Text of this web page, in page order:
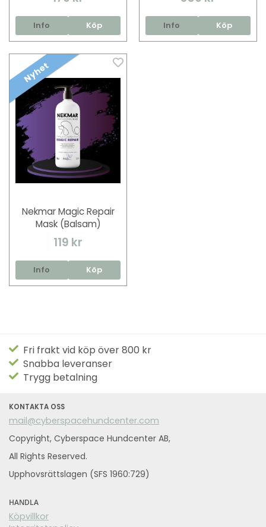
Info Köp Info Köp
Nyhet
Nekmar Magic Repair
Mask (Balsam)
119 kr
Info Köp
Fri frakt vid köp över 800 kr
Snabba leveranser
Trygg betalning
KONTAKTA OSS
mail@cyberspacehundcenter.com
Copyright, Cyberspace Hundcenter AB,
All Rights Reserved.
Upphovsrättslagen (SFS 1960:729)
HANDLA
Köpvillkor